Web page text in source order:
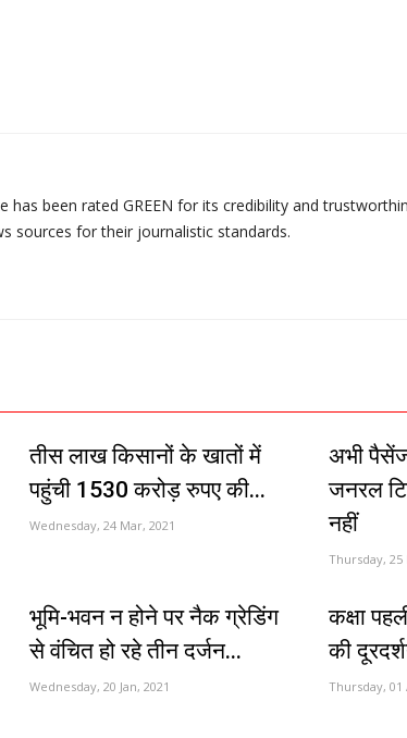
has been rated GREEN for its credibility and
sources for their journalistic standards.
तीस लाख किसानों के खातों में
पहुंची 1530 करोड़ रुपए की...
Wednesday, 24 Mar, 2021
अभी
जनरल
नहीं
Thursday, 25
भूमि-भवन न होने पर नैक ग्रेडिंग
से वंचित हो रहे तीन दर्जन...
Wednesday, 20 Jan, 2021
कक्षा
की
Thursday, 01